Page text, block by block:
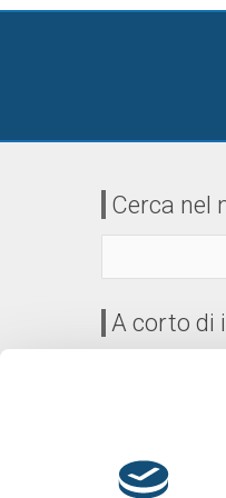
Cerca nel
A corto di